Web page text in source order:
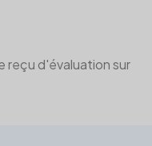
reçu d'évaluation sur